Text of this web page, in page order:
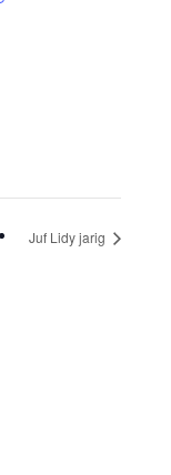
Juf Lidy jarig